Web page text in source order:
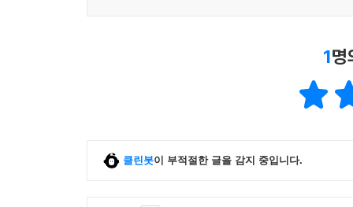
1명
클린봇이 부적절한 글을 감지 중입니다.